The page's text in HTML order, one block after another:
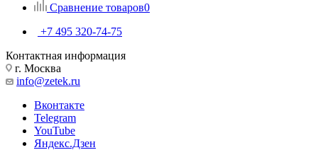
Сравнение товаров0
+7 495 320-74-75
Контактная информация
г. Москва
info@zetek.ru
Вконтакте
Telegram
YouTube
Яндекс.Дзен